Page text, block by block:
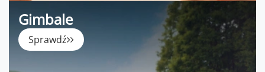
Gimbale
Sprawdź